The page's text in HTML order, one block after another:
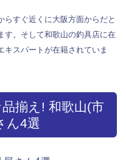
すぐ近くに大阪方面からだと
す。そして和歌山の釣具店に在
キスパートが在籍されていま
揃え! 和歌山(市
ん4選